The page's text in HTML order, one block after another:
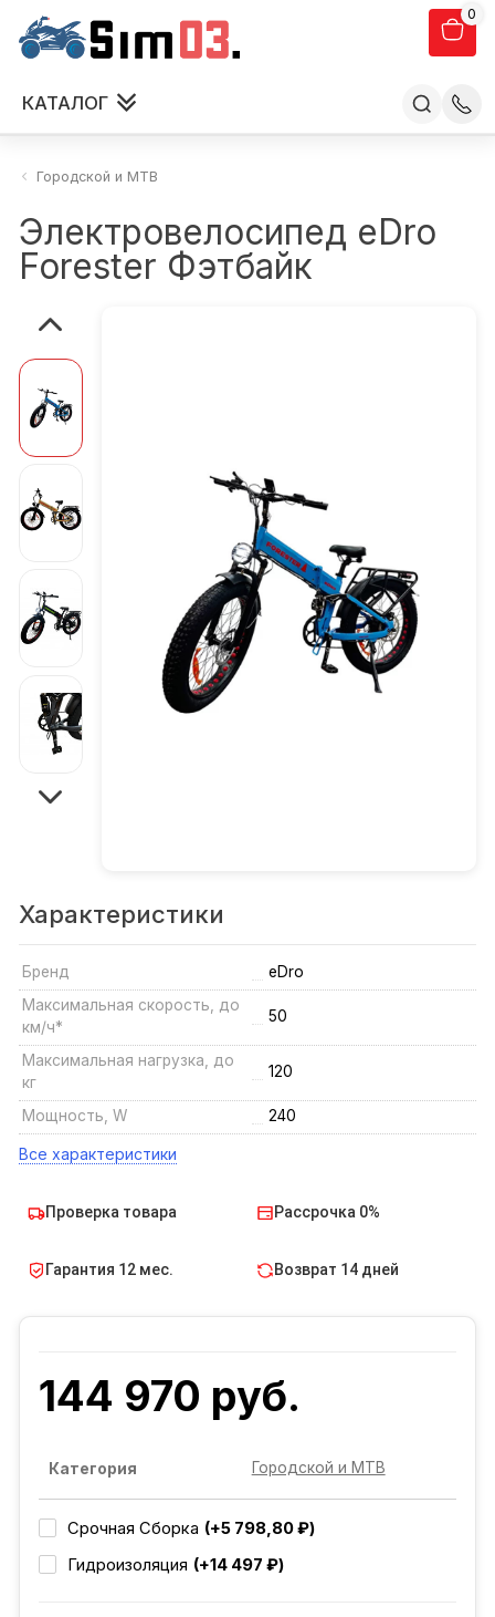
0
КАТАЛОГ
Городской и MTB
Электровелосипед eDro
Forester Фэтбайк
Характеристики
Бренд
eDro
Максимальная скорость, до
км/ч*
50
Максимальная нагрузка, до
кг
120
Мощность, W 240
Все характеристики
Проверка товара Рассрочка 0%
Гарантия 12 мес. Возврат 14 дней
144 970 руб.
Категория Городской и MTB
Срочная Сборка (+5 798,80 ₽)
Гидроизоляция (+14 497 ₽)